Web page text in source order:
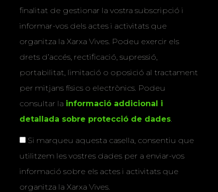
finalitat de gestionar la vostra subscripció i
informar-vos dels actes i activitats que
organitza la Xarxa Vives. Podeu exercir els
drets d’accés, rectificació, supressió,
portabilitat, limitació o oposició al tractament
per mitjans físics o electrònics. Podeu
consultar la informació addicional i
detallada sobre protecció de dades
Si marqueu aquesta casella, consentiu que
utilitzem les vostres dades per a enviar-vos
informació sobre els actes i activitats que
organitza la Xarxa Vives.